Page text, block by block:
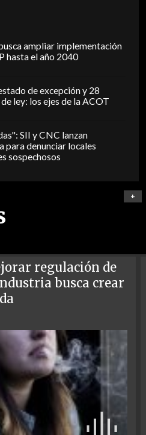
ampliar implementación
hasta el año 2040
de excepción y 28
ley: los ejes de la ACOT
SII y CNC lanzan
para denunciar locales
sospechosos
+
regulación de
busca crear